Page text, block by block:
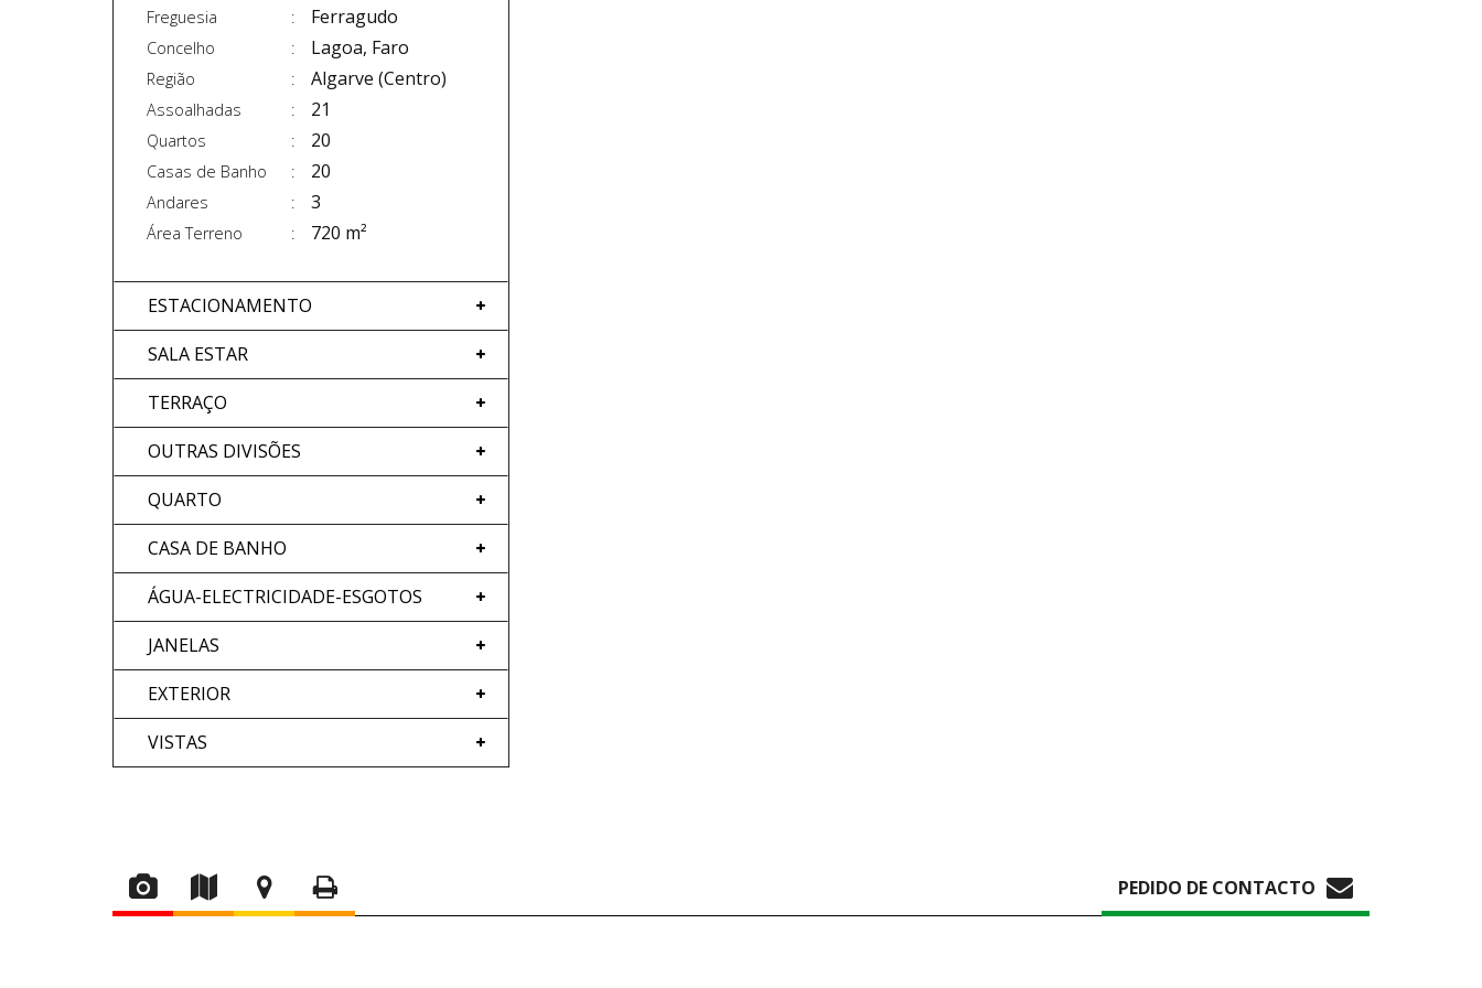
Freguesia Ferragudo
Concelho Lagoa, Faro
Região Algarve (Centro)
Assoalhadas 21
Quartos 20
Casas de Banho 20
Andares 3
Área Terreno 720 m²
ESTACIONAMENTO
SALA ESTAR
TERRAÇO
OUTRAS DIVISÕES
QUARTO
CASA DE BANHO
ÁGUA-ELECTRICIDADE-ESGOTOS
JANELAS
EXTERIOR
VISTAS
PEDIDO DE CONTACTO